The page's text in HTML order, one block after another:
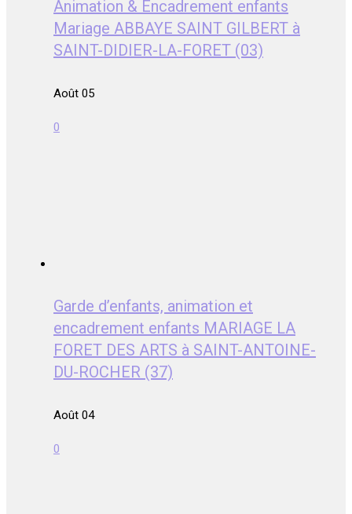
Animation & Encadrement enfants
Mariage ABBAYE SAINT GILBERT à
SAINT-DIDIER-LA-FORET (03)
Août 05
0
Garde d’enfants, animation et
encadrement enfants MARIAGE LA
FORET DES ARTS à SAINT-ANTOINE-
DU-ROCHER (37)
Août 04
0